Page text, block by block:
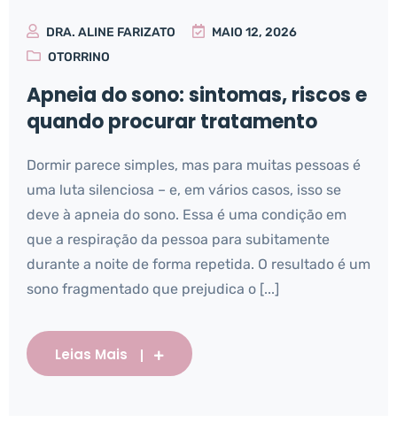
DRA. ALINE FARIZATO
MAIO 12, 2026
OTORRINO
Apneia do sono: sintomas, riscos e
quando procurar tratamento
Dormir parece simples, mas para muitas pessoas é
uma luta silenciosa – e, em vários casos, isso se
deve à apneia do sono. Essa é uma condição em
que a respiração da pessoa para subitamente
durante a noite de forma repetida. O resultado é um
sono fragmentado que prejudica o [...]
Leias Mais